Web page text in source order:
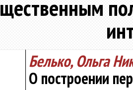
Белько, Ольга
О построении